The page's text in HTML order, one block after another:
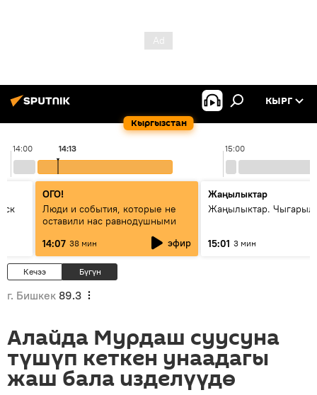
Кыргызстан
КЫРГ
14:00 15:00
14:13
ОГО!
Люди и события, которые не
оставили нас равнодушными
14:07 38 мин эфир
Жаңылыктар
Жаңылыктар.
15:01 3 мин
Кечээ Бүгүн
г. Бишкек 89.3
Алайда Мурдаш суусуна
түшүп кеткен унаадагы
жаш бала изделүүдө